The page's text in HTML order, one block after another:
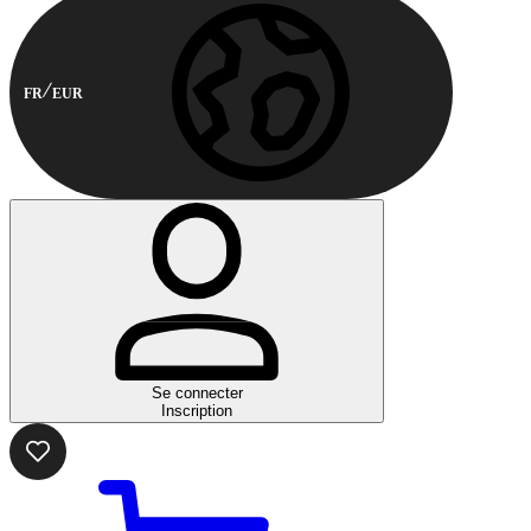
FR EUR
Se connecter
Inscription